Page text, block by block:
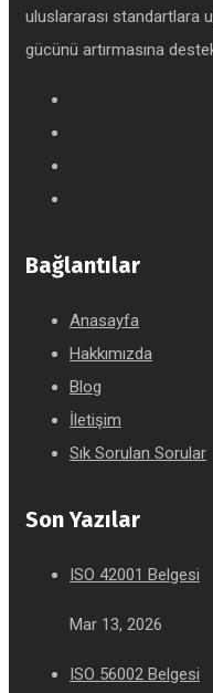
uluslararası standartlara
gücünü artırmasına
Bağlantılar
Anasayfa
Hakkımızda
Blog
İletişim
Sık Sorulan Sorular
Son Yazılar
ISO 42001 Belgesi
Mar 13, 2026
ISO 56002 Belgesi